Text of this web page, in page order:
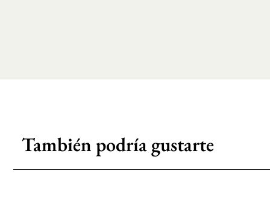
También podría gustarte